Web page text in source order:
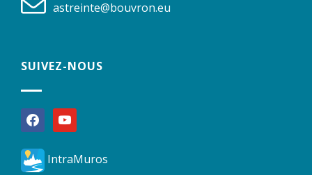
astreinte@bouvron.eu
SUIVEZ-NOUS
facebookyoutube
IntraMuros